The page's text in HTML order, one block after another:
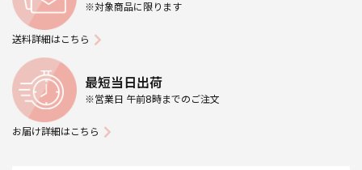
※対象商品に限ります
送料詳細はこちら
最短当日出荷
※営業日 午前8時までのご注文
お届け詳細はこちら